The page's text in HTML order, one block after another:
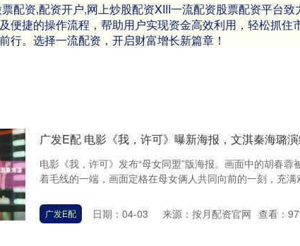
配资,配资开户,网上炒股配资XIII‌一流配资股票配资平台
便捷的操作流程，帮助用户实现资金高效利用，轻松抓
行。选择一流配资，开启财富增长新篇章！
广发E配 电影《我，许可》曝新海报，文淇秦海璐演
电影《我，许可》发布“母女同盟”版海报。画面中的胡春
着毛线的一端，画面定格在母女俩人共同向前的一刻，充
广发E配 日期：04-03 来源：按月配资官网 查看： 97